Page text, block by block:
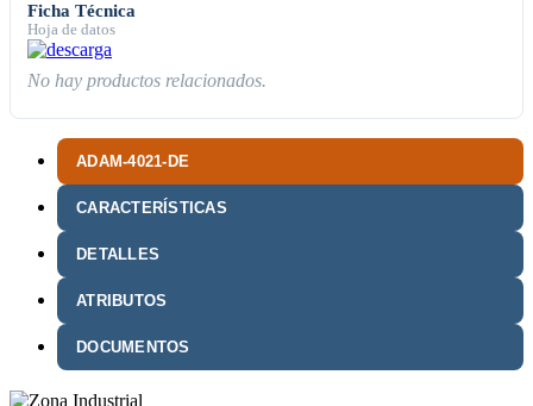
ADAM-4021-DE
CARACTERÍSTICAS
DETALLES
ATRIBUTOS
DOCUMENTOS
Ficha Técnica
Hoja de datos
No hay productos relacionados.